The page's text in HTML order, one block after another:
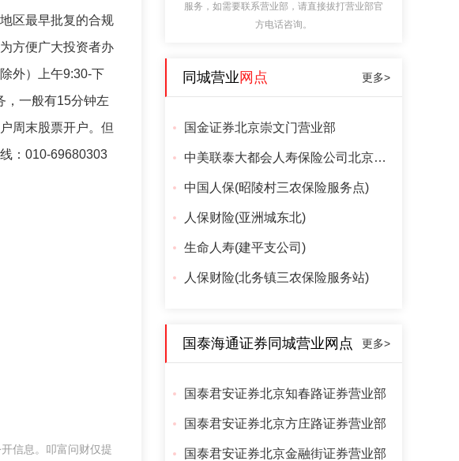
区最早批复的合规
方便广大投资者办
外）上午9:30-下
，一般有15分钟左
周末股票开户。但
：010-69680303
信息。叩富问财仅提
服务，如需要联系营业部，请直接拔打营业部官
方电话咨询。
同城营业 网点 更多>
国金证券北京崇文门营业部
中美联泰大都会人寿保险公司北京分公司
中国人保(昭陵村三农保险服务点)
人保财险(亚洲城东北)
生命人寿(建平支公司)
人保财险(北务镇三农保险服务站)
国泰海通证券同城营业网点 更多>
国泰君安证券北京知春路证券营业部
国泰君安证券北京方庄路证券营业部
国泰君安证券北京金融街证券营业部